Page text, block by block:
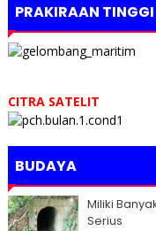
PRAKIRAAN
CITRA SATELIT
BUDAYA
Miliki
Serius